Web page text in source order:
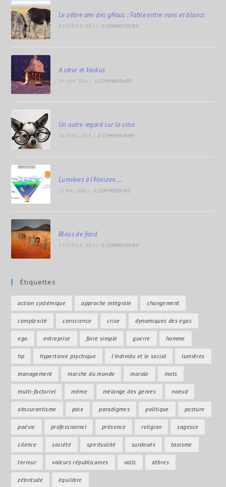
Le zèbre ami des gNous : Fable entre noirs et blancs
8 FÉVRIER 2016 / 0 COMMENTAIRE
A cœur et Haïkus
19 JUIN 2014 / 0 COMMENTAIRE
Un autre regard sur la crise
16 AVRIL 2013 / 0 COMMENTAIRE
Lumières à l’Horizon …
23 MAI 2020 / 0 COMMENTAIRE
Bleus de fond
4 FÉVRIER 2014 / 0 COMMENTAIRE
Étiquettes
action systémique approche intégrale changement
complexité conscience crise dynamiques des egos
ego entreprise faire simple guerre homme
hp hypertonie psychique l'individu et le social lumières
management marche du monde morale mots
multi-factoriel mème mélange des genres noeud
obscurantisme paix paradigmes politique posture
poésie professionnel présence religion sagesse
silence société spiritualité surdoués taoisme
terreur valeurs républicaines valls zèbres
zébritude équilibre